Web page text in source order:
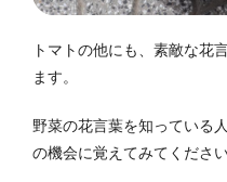
トマトの他にも、素敵な花
ます。
野菜の花言葉を知っている
の機会に覚えてみてください